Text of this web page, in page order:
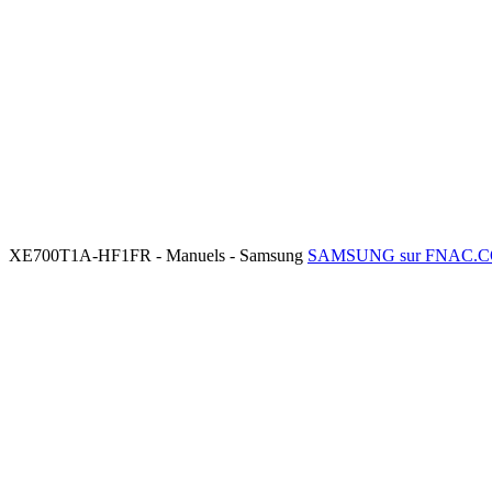
XE700T1A-HF1FR - Manuels - Samsung SAMSUNG sur